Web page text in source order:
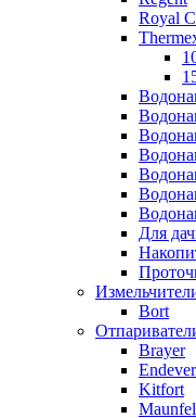
Royal
Для
Bort
Brayer
Endever
Kitfort